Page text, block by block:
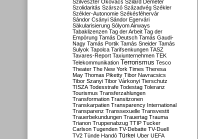
Szilveszter Ókovács Szilárd Demeter
Szolidaritás Szárszó Századvég Székler
Székler-Autonomie Székésféhervár
Sándor Csányi Sándor Egervári
Säkularisierung Sólyom Airways
Tabaklizenzen Tag der Arbeit Tag der
Empörung Tamás Deutsch Tamás Gaudi-
Nagy Tamás Portik Tamás Sneider Tamás
Sulyok Tapolca Tarifsenkungen TASZ
Tavares-Report Taxiunternehmen TEK
Telekommunikation Terrorismus Tesco
Theater The New York Times Theresa
May Thomas Piketty Tibor Navracsics
Tibor Szanyi Tibor Várkonyi Tierschutz
TISZA Todesstrafe Todestag Toleranz
Tourismus Transferzahlungen
Transformation Transitzonen
Transkarpatien Transparency International
Transparenz Transsexuelle Transvestit
Trauerbekundungen Trauertag Trauma
Trianon Truppenabzug TTIP Tucker
Carlson Tugenden TV-Debatte TV-Duell
TV2 Tünde Handó Türkei Uber UEFA